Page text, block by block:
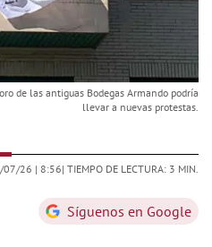
de las antiguas Bodegas Armando podría
llevar a nuevas protestas.
07/26 | 8:56| TIEMPO DE LECTURA: 3 MIN.
Síguenos en Google